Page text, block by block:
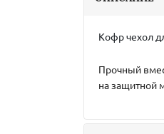
Кофр чехол
Прочный
на защитной